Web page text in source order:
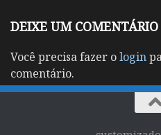
DEIXE UM COMENTÁRIO
Você precisa fazer ologin
comentário.